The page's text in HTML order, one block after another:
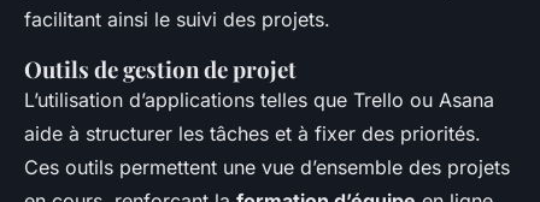
facilitant ainsi le suivi des projets.
Outils de gestion de projet
L’utilisation d’applications telles que Trello ou Asana
aide à structurer les tâches et à fixer des priorités.
Ces outils permettent une vue d’ensemble des projets